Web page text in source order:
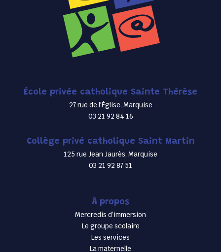
École privée catholique Sainte Thérèse
27 rue de l'Église, Marquise
03 21 92 84 16
Collège privé catholique Saint Martin
125 rue Jean Jaurès, Marquise
03 21 92 87 51
À propos
Mercredis d’immersion
Le groupe scolaire
Les services
La maternelle